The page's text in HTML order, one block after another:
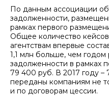
По данным ассоциации
задолженности,
рамках первого
Общее количество
агентствам впервые
1,1 млн больше, чем
задолженности в рамках
79 400 руб. В 2017 году –
переданы компаниям не
и по договорам цессии.